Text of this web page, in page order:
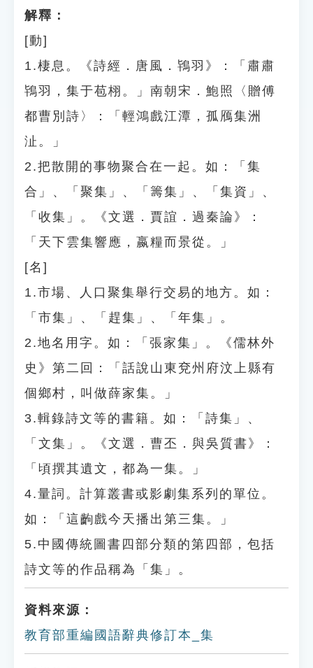
解釋：
[動]
1.棲息。《詩經．唐風．鴇羽》：「肅肅
鴇羽，集于苞栩。」南朝宋．鮑照〈贈傅
都曹別詩〉：「輕鴻戲江潭，孤鴈集洲
沚。」
2.把散開的事物聚合在一起。如：「集
合」、「聚集」、「籌集」、「集資」、
「收集」。《文選．賈誼．過秦論》：
「天下雲集響應，嬴糧而景從。」
[名]
1.市場、人口聚集舉行交易的地方。如：
「市集」、「趕集」、「年集」。
2.地名用字。如：「張家集」。《儒林外
史》第二回：「話說山東兗州府汶上縣有
個鄉村，叫做薛家集。」
3.輯錄詩文等的書籍。如：「詩集」、
「文集」。《文選．曹丕．與吳質書》：
「頃撰其遺文，都為一集。」
4.量詞。計算叢書或影劇集系列的單位。
如：「這齣戲今天播出第三集。」
5.中國傳統圖書四部分類的第四部，包括
詩文等的作品稱為「集」。
資料來源：
教育部重編國語辭典修訂本_集